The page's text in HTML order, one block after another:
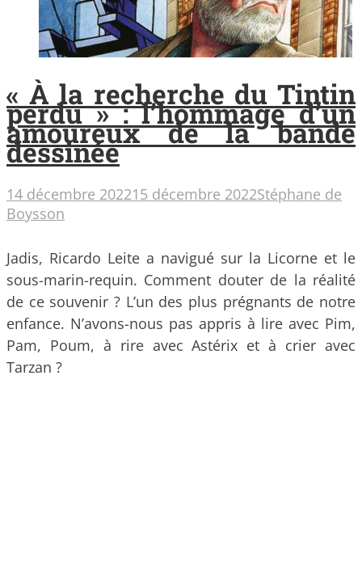
« À la recherche du Tintin
perdu » : l’hommage d’un
amoureux de la bande
dessinée
14 décembre 202215 décembre 2022Stéphane de
Boysson
Jadis, Ricardo Leite a navigué sur la Licorne et le
sous-marin-requin. Comment douter de la réalité
de ce souvenir ? L’un des plus prégnants de notre
enfance. N’avons-nous pas appris à lire avec Pim,
Pam, Poum, à rire avec Astérix et à crier avec
Tarzan ?